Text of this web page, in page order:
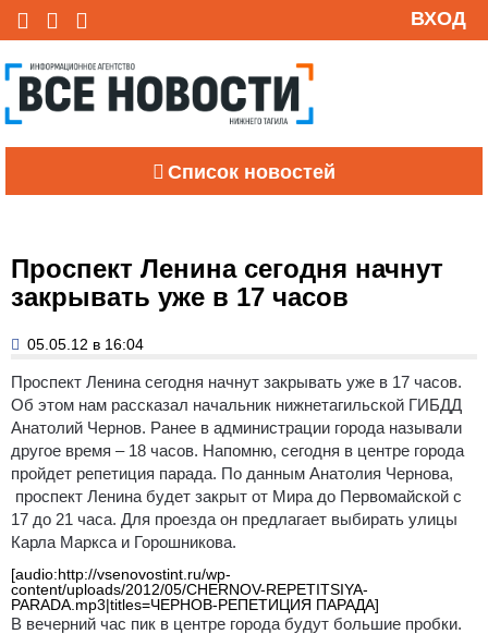
ВХОД
Список новостей
Проспект Ленина сегодня начнут
закрывать уже в 17 часов
05.05.12 в 16:04
Проспект Ленина сегодня начнут закрывать уже в 17 часов.
Об этом нам рассказал начальник нижнетагильской ГИБДД
Анатолий Чернов. Ранее в администрации города называли
другое время – 18 часов. Напомню, сегодня в центре города
пройдет репетиция парада. По данным Анатолия Чернова,
проспект Ленина будет закрыт от Мира до Первомайской с
17 до 21 часа. Для проезда он предлагает выбирать улицы
Карла Маркса и Горошникова.
[audio:http://vsenovostint.ru/wp-
content/uploads/2012/05/CHERNOV-REPETITSIYA-
PARADA.mp3|titles=ЧЕРНОВ-РЕПЕТИЦИЯ ПАРАДА]
В вечерний час пик в центре города будут большие пробки.